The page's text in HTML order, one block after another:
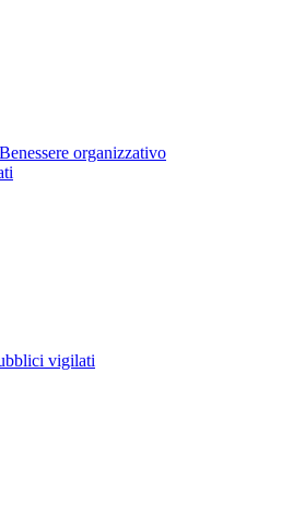
Benessere organizzativo
vigilati